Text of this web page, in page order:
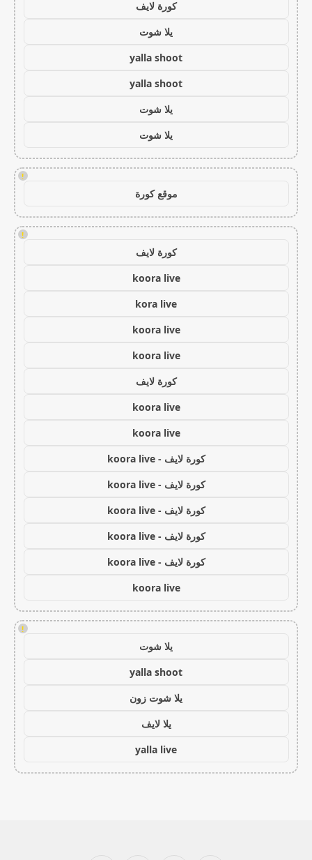
كورة لايف
يلا شوت
yalla shoot
yalla shoot
يلا شوت
يلا شوت
!
موقع كورة
!
كورة لايف
koora live
kora live
koora live
koora live
كورة لايف
koora live
koora live
كورة لايف - koora live
كورة لايف - koora live
كورة لايف - koora live
كورة لايف - koora live
كورة لايف - koora live
koora live
!
يلا شوت
yalla shoot
يلا شوت زون
يلا لايف
yalla live